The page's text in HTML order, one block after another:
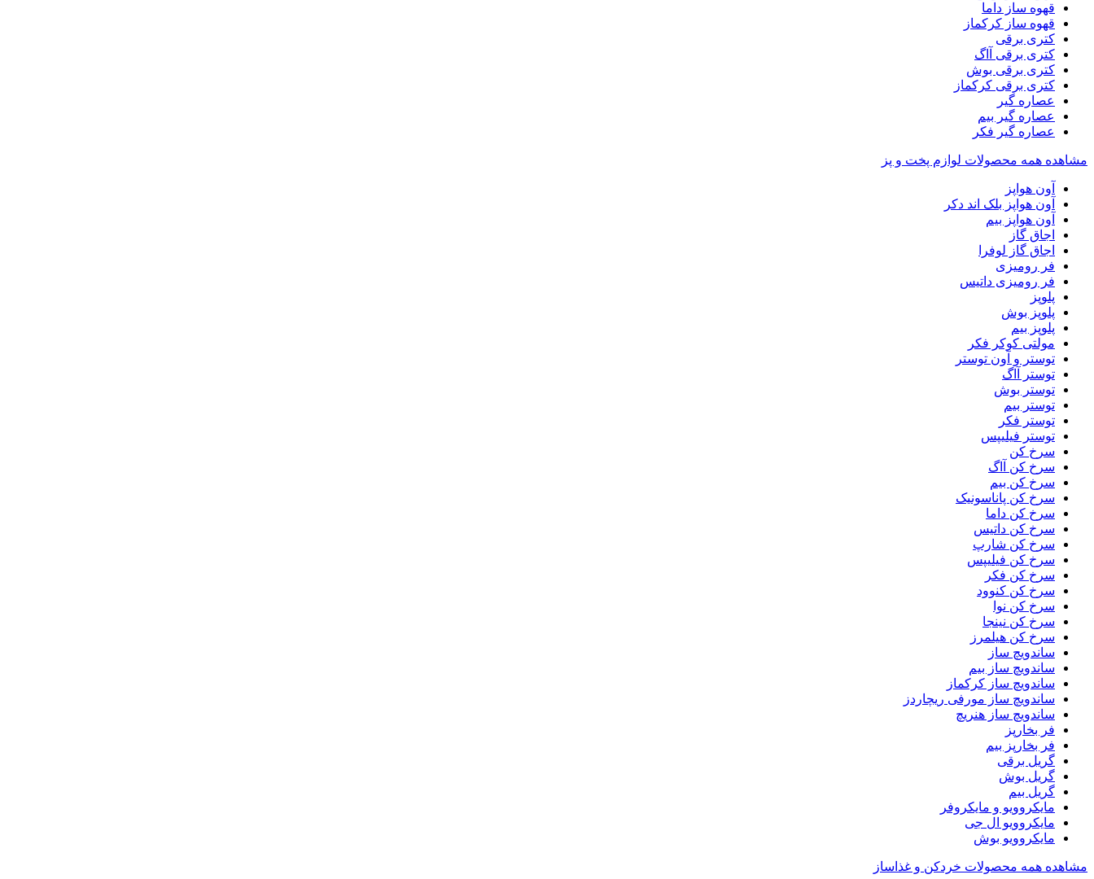
قهوه ساز داما
قهوه ساز کرکماز
کتری برقی
کتری برقی آاگ
کتری برقی بوش
کتری برقی کرکماز
عصاره گیر
عصاره گیر بیم
عصاره گیر فکر
مشاهده همه محصولات لوازم پخت و پز
آون هواپز
آون هواپز بلک اند دکر
آون هواپز بیم
اجاق گاز
اجاق گاز لوفرا
فر رومیزی
فر رومیزی داتیس
پلوپز
پلوپز بوش
پلوپز بیم
مولتی کوکر فکر
توستر و آون توستر
توستر آاگ
توستر بوش
توستر بیم
توستر فکر
توستر فیلیپس
سرخ کن
سرخ کن آاگ
سرخ کن بیم
سرخ کن پاناسونیک
سرخ کن داما
سرخ کن داتیس
سرخ کن شارپ
سرخ کن فیلیپس
سرخ کن فکر
سرخ کن کنوود
سرخ کن نوا
سرخ کن نینجا
سرخ کن هیلمرز
ساندویچ ساز
ساندویچ ساز بیم
ساندویچ ساز کرکماز
ساندویچ ساز مورفی ریچاردز
ساندویچ ساز هنریچ
فر بخارپز
فر بخارپز بیم
گریل برقی
گریل بوش
گریل بیم
مایکروویو و مایکروفر
مایکروویو ال جی
مایکروویو بوش
مشاهده همه محصولات خردکن و غذاساز